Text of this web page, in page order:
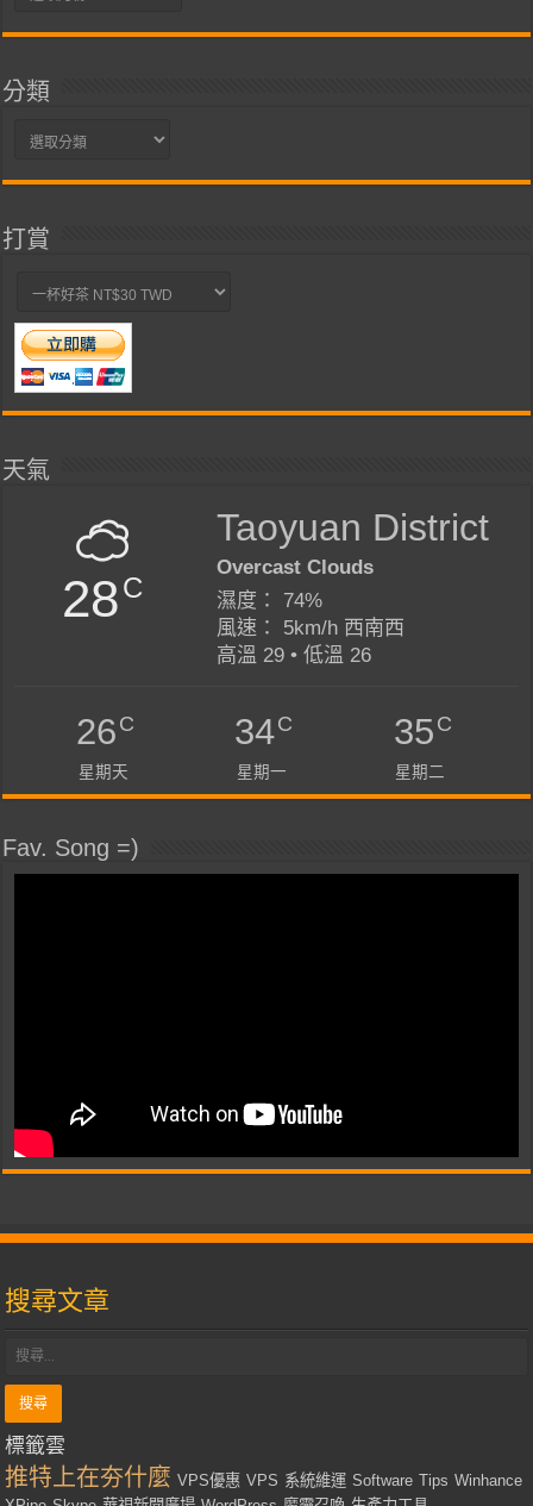
分類
分
打賞
天氣
28C
Taoyuan District
Overcast Clouds
濕度： 74%
風速： 5km/h 西南西
高溫 29 • 低溫 26
26C
星期天
34C
星期一
35C
星期二
Fav. Song =)
搜尋文章
標籤雲
推特上在夯什麼 VPS優惠 VPS 系統維運 Software Tips Winhance